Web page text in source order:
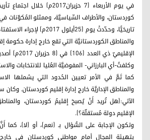
في يوم الأربعاء (7
كوردستان، والأطراف السِّياسيَّة، وممثلو المُكوّنات
تاريخيًّا، وحدّدتْ يوم (25أيلول
والمناطق الكوردستانيَّة التي تقع خارج إدارة حكومة
الإقليميّ ذي
وكلفتُ-أي البارزاني- المفوضيَّة العُليا للانتخابات
كما تَمَّ في الأمر تعيين الحُدود التي يشملها
والمناطق الإداريَّة خارج إدارة إقليم كوردستان.
الآتي:(هل تُريد أَنْ يُصبحَ إِقليمُ كوردستان،
الإقليم دولة مُستقلّة؟).
وتكون الإجابة على السُّؤال بـ (نعم)، أو (لا)، كما
بتهيئة المجال أمام مواطني كوردستان في